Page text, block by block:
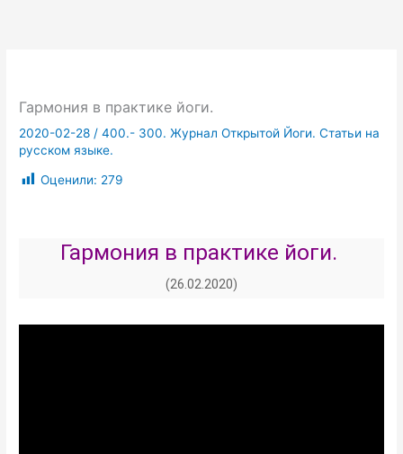
Гармония в практике йоги.
2020-02-28 /400.- 300. Журнал Открытой Йоги. Статьи на
русском языке.
Оценили: 279
Гармония в практике йоги.
(26.02.2020)